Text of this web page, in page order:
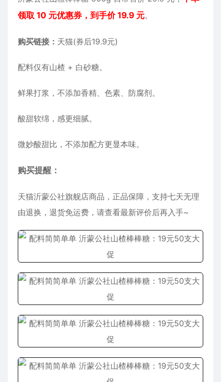
领取 10 元优惠券，到手价 19.9 元。
购买链接： 天猫(券后19.9元)
配料仅有山楂 + 白砂糖。
鲜果打浆，不添加香精、色素、防腐剂。
酸甜软绵，感更细腻。
微妙酸甜比，不添加配方更显本味。
购买提醒：
天猫沂蒙公社旗舰店商品，正品保障，支持七天无理
由退换，退货免运费，请查看最新评价后再入手~